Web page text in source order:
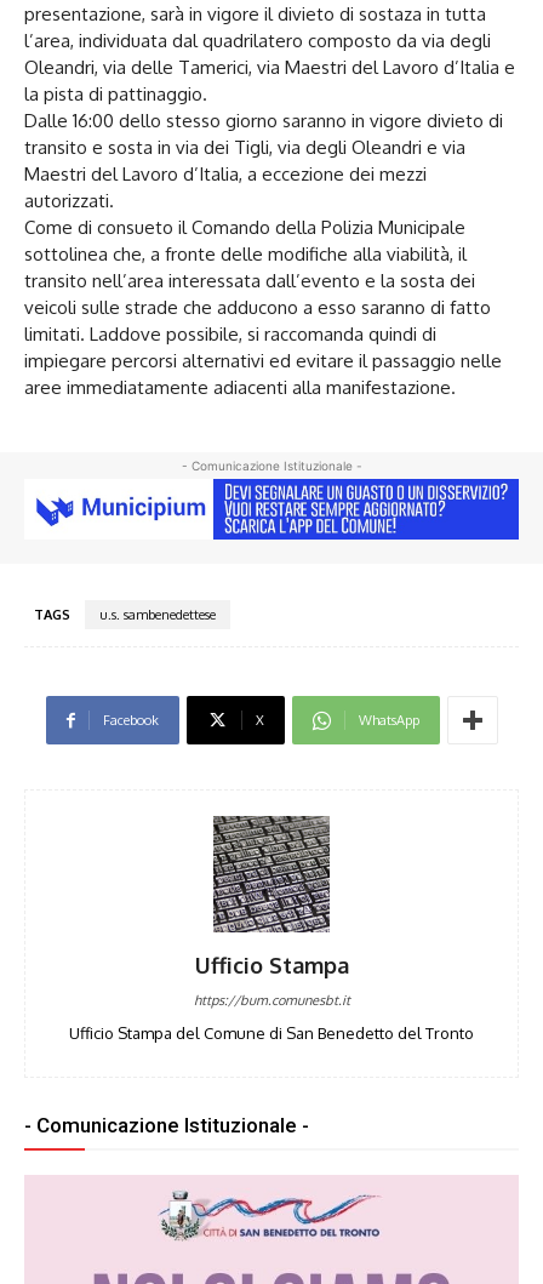
presentazione, sarà in vigore il divieto di sostaza in tutta
l’area, individuata dal quadrilatero composto da via degli
Oleandri, via delle Tamerici, via Maestri del Lavoro d’Italia e
la pista di pattinaggio.
Dalle 16:00 dello stesso giorno saranno in vigore divieto di
transito e sosta in via dei Tigli, via degli Oleandri e via
Maestri del Lavoro d’Italia, a eccezione dei mezzi
autorizzati.
Come di consueto il Comando della Polizia Municipale
sottolinea che, a fronte delle modifiche alla viabilità, il
transito nell’area interessata dall’evento e la sosta dei
veicoli sulle strade che adducono a esso saranno di fatto
limitati. Laddove possibile, si raccomanda quindi di
impiegare percorsi alternativi ed evitare il passaggio nelle
aree immediatamente adiacenti alla manifestazione.
- Comunicazione Istituzionale -
TAGS u.s. sambenedettese
Facebook X WhatsApp
Ufficio Stampa
https://bum.comunesbt.it
Ufficio Stampa del Comune di San Benedetto del Tronto
- Comunicazione Istituzionale -